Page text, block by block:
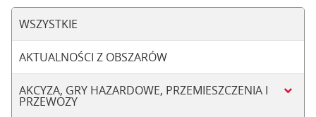
WSZYSTKIE
AKTUALNOŚCI Z OBSZARÓW
AKCYZA, GRY HAZARDOWE, PRZEMIESZCZENIA I
PRZEWOZY